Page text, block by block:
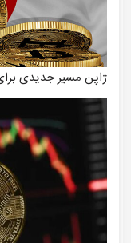
ژاپن مسیر جدیدی